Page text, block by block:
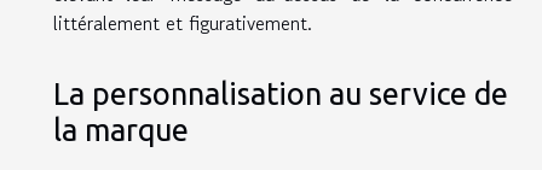
littéralement et figurativement.
La personnalisation au service de
la marque